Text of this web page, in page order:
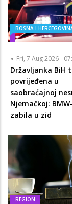
BOSNA I
Fri, 7 Aug 2026 -
Državljanka BiH
povrijeđena u
saobraćajnoj
Njemačkoj:
zabila u zid
REGION